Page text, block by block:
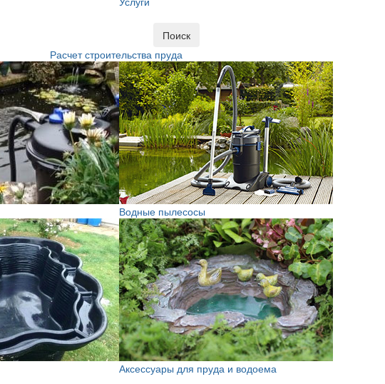
Поиск
Расчет строительства пруда
Водные пылесосы
Аксессуары для пруда и водоема